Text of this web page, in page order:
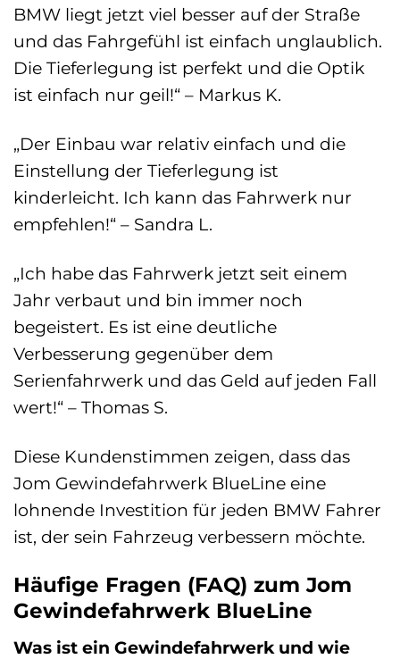
BMW liegt jetzt viel besser auf der Straße
und das Fahrgefühl ist einfach unglaublich.
Die Tieferlegung ist perfekt und die Optik
ist einfach nur geil!“ – Markus K.
„Der Einbau war relativ einfach und die
Einstellung der Tieferlegung ist
kinderleicht. Ich kann das Fahrwerk nur
empfehlen!“ – Sandra L.
„Ich habe das Fahrwerk jetzt seit einem
Jahr verbaut und bin immer noch
begeistert. Es ist eine deutliche
Verbesserung gegenüber dem
Serienfahrwerk und das Geld auf jeden Fall
wert!“ – Thomas S.
Diese Kundenstimmen zeigen, dass das
Jom Gewindefahrwerk BlueLine eine
lohnende Investition für jeden BMW Fahrer
ist, der sein Fahrzeug verbessern möchte.
Häufige Fragen (FAQ) zum Jom
Gewindefahrwerk BlueLine
Was ist ein Gewindefahrwerk und wie